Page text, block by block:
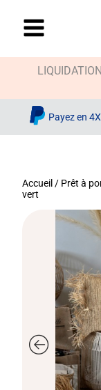
Payez en
Accueil / Prêt à
vert